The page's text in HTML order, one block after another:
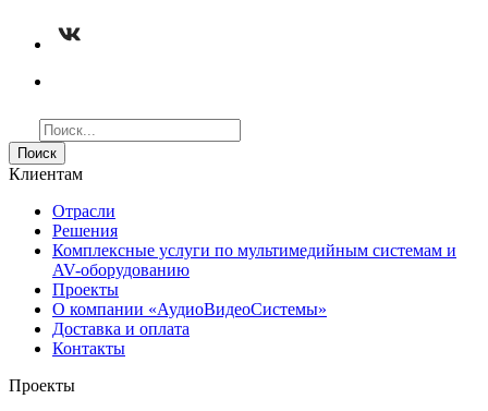
Поиск
Клиентам
Отрасли
Решения
Комплексные услуги по мультимедийным системам и
AV-оборудованию
Проекты
О компании «АудиоВидеоСистемы»
Доставка и оплата
Контакты
Проекты